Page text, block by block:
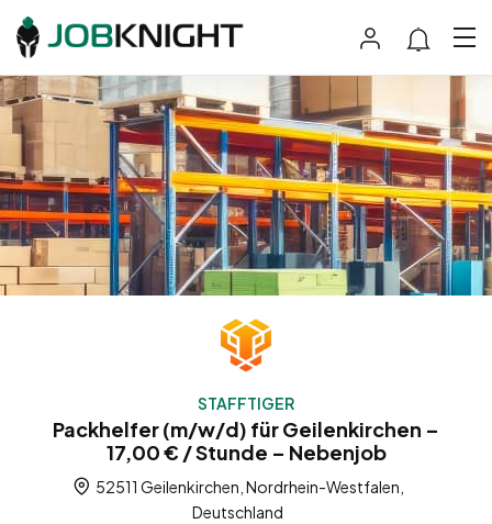
STAFFTIGER
Packhelfer (m/w/d) für Geilenkirchen –
17,00 € / Stunde – Nebenjob
52511 Geilenkirchen, Nordrhein-Westfalen,
Deutschland